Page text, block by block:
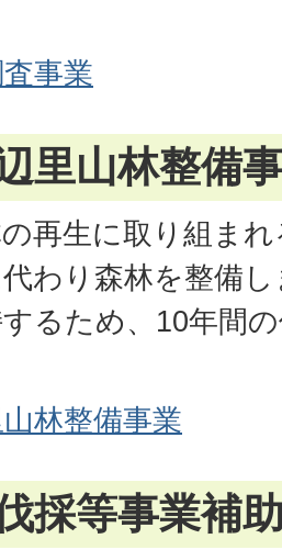
事業
里山林整備
再生に取り組ま
わり森林を整備
るため、10年間
林整備事業
採等事業補